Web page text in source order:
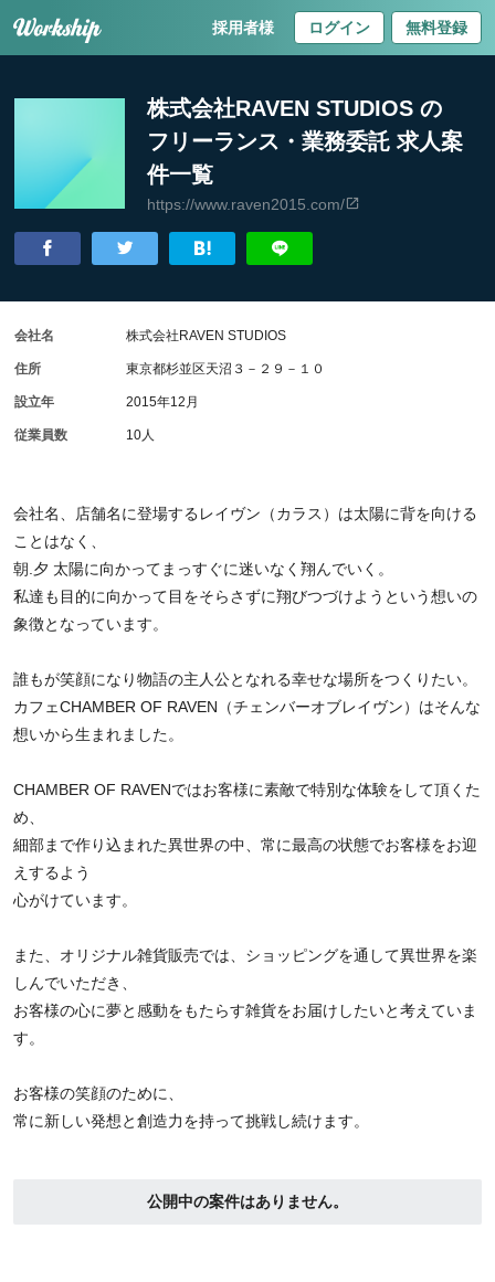
採用者様 ログイン 無料登録
株式会社RAVEN STUDIOS の
フリーランス・業務委託 求人案
件一覧
https://www.raven2015.com/
会社名、店舗名に登場するレイヴン（カラス）は太陽に背を向ける
ことはなく、
朝.夕 太陽に向かってまっすぐに迷いなく翔んでいく。
私達も目的に向かって目をそらさずに翔びつづけようという想いの
象徴となっています。
誰もが笑顔になり物語の主人公となれる幸せな場所をつくりたい。
カフェCHAMBER OF RAVEN（チェンバーオブレイヴン）はそんな
想いから生まれました。
CHAMBER OF RAVENではお客様に素敵で特別な体験をして頂くた
め、
細部まで作り込まれた異世界の中、常に最高の状態でお客様をお迎
えするよう
心がけています。
また、オリジナル雑貨販売では、ショッピングを通して異世界を楽
しんでいただき、
お客様の心に夢と感動をもたらす雑貨をお届けしたいと考えていま
す。
お客様の笑顔のために、
常に新しい発想と創造力を持って挑戦し続けます。
公開中の案件はありません。
会社名 株式会社RAVEN STUDIOS
住所 東京都杉並区天沼３－２９－１０
設立年 2015年12月
従業員数 10人